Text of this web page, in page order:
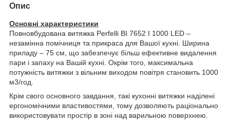
Опис
Основні характеристики
Повновбудована витяжка Perfelli BI 7652 I 1000 LED –
незамінна помічниця та прикраса для Вашої кухні. Ширина
приладу – 75 см, що забезпечує більш ефективне видалення
пари і запаху на Вашій кухні. Окрім того, максимальна
потужність витяжки з вільним виходом повітря становить 1000
м3/год.
Крім свого основного завдання, такі кухонні витяжки наділені
ергономічними властивостями, тому дозволяють раціонально
використовувати простір в зоні над варильною поверхнею.